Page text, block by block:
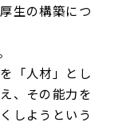
生の構築につ
「人材」とし
、その能力を
しようという